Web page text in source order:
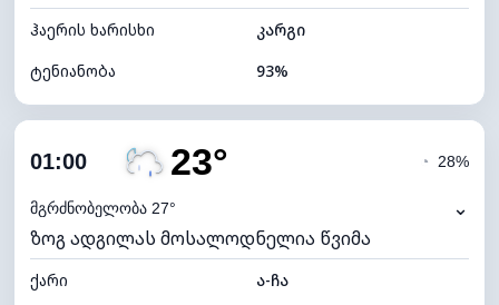
ჰაერის ხარისხი
კარგი
ტენიანობა
93%
ღრუბლიანობა
ნამის წერტილი
ხილვადობა
10 კმ
განათების ინდექსი 0 (ბნელი)
01:00 23°
მგრძნობელობა 27°
◔ 28%
⌄
ზოგ ადგილას მოსალოდნელია წვიმა
ქარი
ა-ჩა